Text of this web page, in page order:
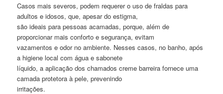
Casos mais severos, podem requerer o uso de fraldas para
adultos e idosos, que, apesar do estigma,
são ideais para pessoas acamadas, porque, além de
proporcionar mais conforto e segurança, evitam
vazamentos e odor no ambiente. Nesses casos, no banho, após
a higiene local com água e sabonete
líquido, a aplicação dos chamados creme barreira fornece uma
camada protetora à pele, prevenindo
irritações.